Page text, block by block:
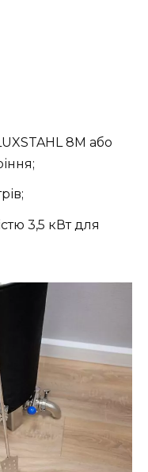
8M або
3,5 кВт для